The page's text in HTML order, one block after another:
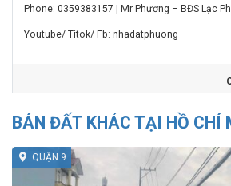
Phone: 0359383157 | Mr Phương – BĐS Lạc
Youtube/ Titok/ Fb: nhadatphuong
BÁN ĐẤT KHÁC TẠI HỒ CHÍ
QUẬN 9